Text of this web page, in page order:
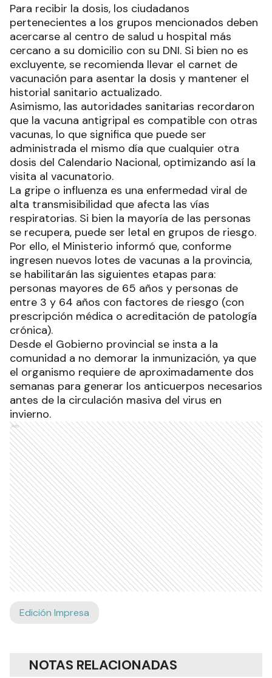
Para recibir la dosis, los ciudadanos
pertenecientes a los grupos mencionados deben
acercarse al centro de salud u hospital más
cercano a su domicilio con su DNI. Si bien no es
excluyente, se recomienda llevar el carnet de
vacunación para asentar la dosis y mantener el
historial sanitario actualizado.
Asimismo, las autoridades sanitarias recordaron
que la vacuna antigripal es compatible con otras
vacunas, lo que significa que puede ser
administrada el mismo día que cualquier otra
dosis del Calendario Nacional, optimizando así la
visita al vacunatorio.
La gripe o influenza es una enfermedad viral de
alta transmisibilidad que afecta las vías
respiratorias. Si bien la mayoría de las personas
se recupera, puede ser letal en grupos de riesgo.
Por ello, el Ministerio informó que, conforme
ingresen nuevos lotes de vacunas a la provincia,
se habilitarán las siguientes etapas para:
personas mayores de 65 años y personas de
entre 3 y 64 años con factores de riesgo (con
prescripción médica o acreditación de patología
crónica).
Desde el Gobierno provincial se insta a la
comunidad a no demorar la inmunización, ya que
el organismo requiere de aproximadamente dos
semanas para generar los anticuerpos necesarios
antes de la circulación masiva del virus en
invierno.
Ads
Edición Impresa
NOTAS RELACIONADAS